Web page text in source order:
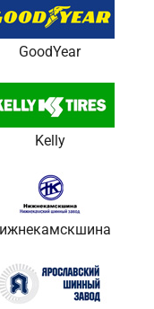
GoodYear
Kelly